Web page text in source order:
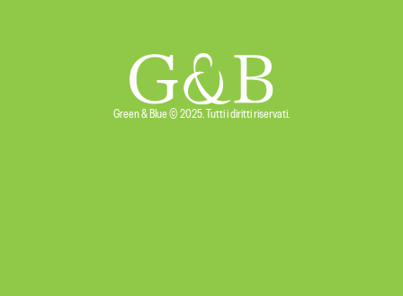
Green & Blue © 2025. Tutti i diritti riservati.